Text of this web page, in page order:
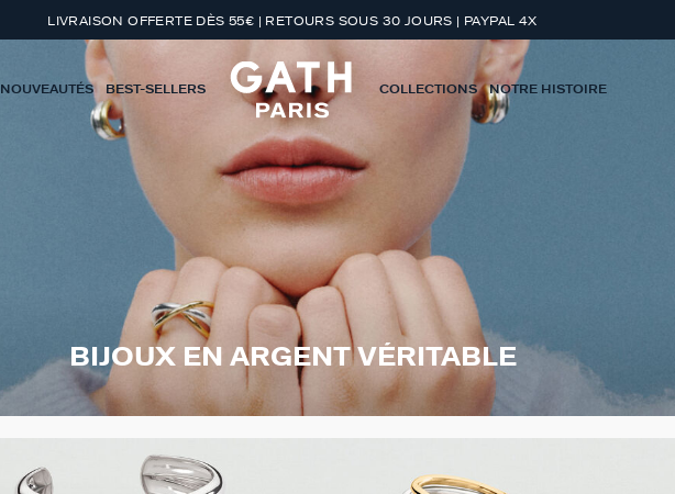
LIVRAISON OFFERTE DÈS 55€ | RETOURS SOUS 30 JOURS | PAYPAL 4X
NOUVEAUTÉS BEST-SELLERS COLLECTIONS NOTRE HISTOIRE
BIJOUX EN ARGENT VÉRITABLE